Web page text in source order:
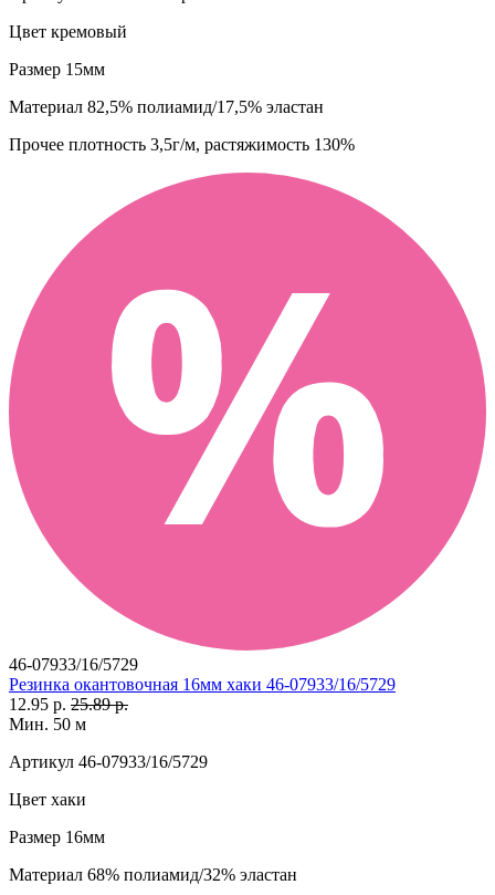
Цвет кремовый
Размер 15мм
Материал 82,5% полиамид/17,5% эластан
Прочее плотность 3,5г/м, растяжимость 130%
46-07933/16/5729
Резинка окантовочная 16мм хаки 46-07933/16/5729
12.95 р. 25.89 р.
Мин. 50 м
Артикул 46-07933/16/5729
Цвет хаки
Размер 16мм
Материал 68% полиамид/32% эластан